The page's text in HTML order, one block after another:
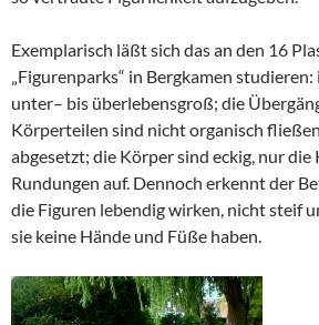
Exemplarisch läßt sich das an den 16
„Figurenparks“ in Bergkamen
unter– bis überlebensgroß; die
Körperteilen sind nicht organisch
abgesetzt; die Körper sind eckig, nur die
Rundungen auf. Dennoch erkennt der
die Figuren lebendig wirken, nicht steif
sie keine Hände und Füße haben.